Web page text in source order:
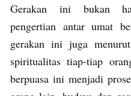
Gerakan ini bukan
pengertian antar umat
gerakan ini juga
spiritualitas tiap-tiap
berpuasa ini menjadi